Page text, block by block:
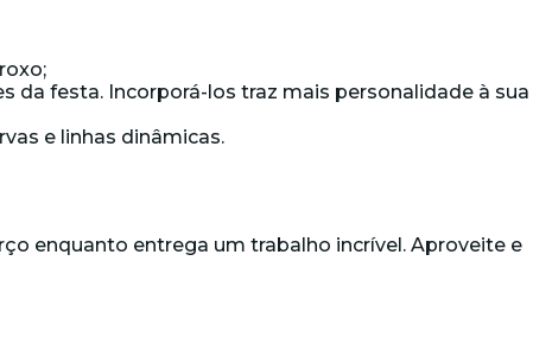
da festa. Incorporá-los traz mais personalidade à sua
e linhas dinâmicas.
enquanto entrega um trabalho incrível. Aproveite e